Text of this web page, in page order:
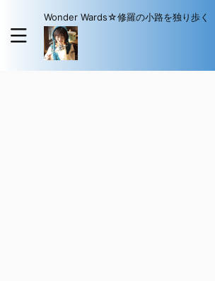
Wonder Wards☆修羅の小路を独り歩く